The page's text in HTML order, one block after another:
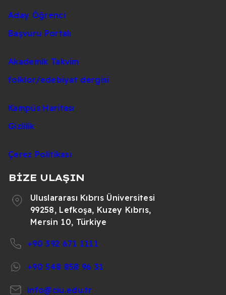
Aday Öğrenci
Başvuru Portalı
Akademik Takvim
folklor/edebiyat dergisi
Kampüs Haritası
Gizlilik
Çerez Politikası
BİZE ULAŞIN
Uluslararası Kıbrıs Üniversitesi
99258, Lefkoşa, Kuzey Kıbrıs,
Mersin 10, Türkiye
+90 392 671 1111
+90 548 858 96 31
info@ciu.edu.tr